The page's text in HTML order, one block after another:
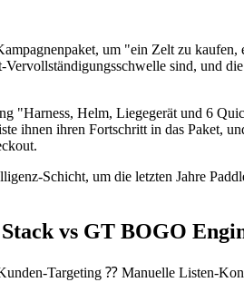
um "ein Zelt zu
sind, und
"Harness, Helm, Liegegerät und 6
ihnen ihren Fortschritt in das Paket,
Schicht, um die letzten Jahre
vs GT BOGO
Targeting ⁇ Manuelle Listen-